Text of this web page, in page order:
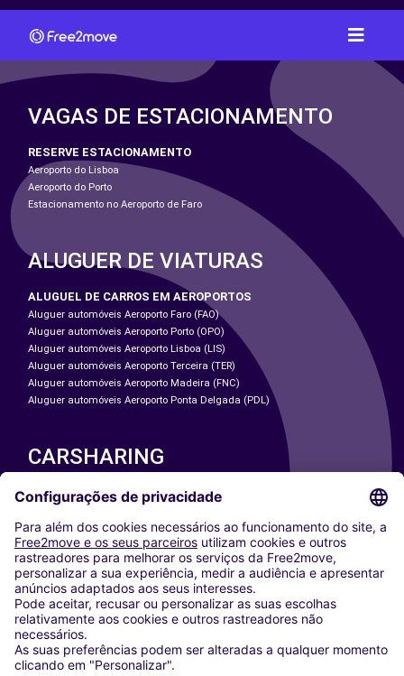
VAGAS DE ESTACIONAMENTO
RESERVE ESTACIONAMENTO
Aeroporto do Lisboa
Aeroporto do Porto
Estacionamento no Aeroporto de Faro
ALUGUER DE VIATURAS
ALUGUEL DE CARROS EM AEROPORTOS
Aluguer automóveis Aeroporto Faro (FAO)
Aluguer automóveis Aeroporto Porto (OPO)
Aluguer automóveis Aeroporto Lisboa (LIS)
Aluguer automóveis Aeroporto Terceira (TER)
Aluguer automóveis Aeroporto Madeira (FNC)
Aluguer automóveis Aeroporto Ponta Delgada (PDL)
CARSHARING
NOSSAS CIDADES
Washington DC
Milan
Rome
Turin
Vienna
Berlin
Cologne
Dusseldorf
Frankfurt